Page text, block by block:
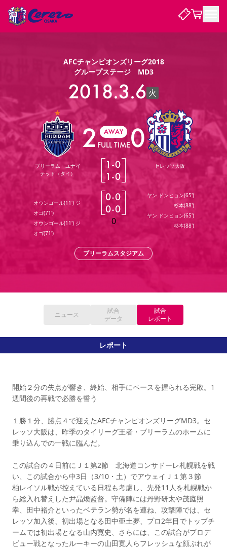
試合日程 / 結果 順位表
チームについて
選手・スタッフ スケジュール メディア情報 アクセス レディース
アカデミー ハナサカプレーヤー 歴代所属選手
チケット
チケット情報 販売スケジュール 価格・席種 購入方法
シーズンシート 法人シーズンシート 福祉サービス
団体チケット
特定興行入場券 譲渡サービス リセールサービス
観戦ガイド
キッズ向けサービス
マッチデープログラム
ビジターサポーター観戦ガイド 公式アプリ
スタジアム
YANMAR HANASAKA STADIUM
クラブを知る
セレッソ大阪について
クラブ紹介 沿革 シーズン記録 求人情報
パートナー企業募集中 セレッソ大阪VISAカード
サポートスタッフ
セレッソアイデアちょうだいな
応援商店街
Lise（ライセンスビジネス）
サステナビリティポリシー SDGsのゴール インパクトレポート
セレッソフットサルパーク セレッソフットサルパーク長居
YANMAR HANASAKA STADIUM
ファンクラブ
SAKURA SOCIO SAKURA POINT Program
招待券引換方法
まいセレチケット
婚姻届・出生届・命名書
ニュース
ニュース
パートナー スポーツクラブ メディア
レディース
AFCチャンピオンズリーグ2018
グループステージ MD3
2018.3.6 火
ブリーラム・ユナイ
テッド（タイ）
オウンゴール(11') ジ
オゴ(71')
オウンゴール(11') ジ
オゴ(71')
2 AWAY
FULL TIME0
1-0
1-0
0-0
0-0
0
セレッソ大阪
ヤン ドンヒョン(65')
杉本(88')
ヤン ドンヒョン(65')
杉本(88')
ブリーラムスタジアム
ニュース
試合
データ
試合
レポート
レポート
開始２分の失点が響き、終始、相手にペースを握られる完敗。1
週間後の再戦で必勝を誓う
１勝１分、勝点４で迎えたAFCチャンピオンズリーグMD3。セ
レッソ大阪は、昨季のタイリーグ王者・ブリーラムのホームに
乗り込んでの一戦に臨んだ。
この試合の４日前にＪ１第2節 北海道コンサドーレ札幌戦を戦
い、この試合から中3日（3/10・土）でアウェイＪ１第３節
柏レイソル戦が控えている日程も考慮し、先発11人を札幌戦か
ら総入れ替えした尹晶煥監督。守備陣には丹野研太や茂庭照
幸、田中裕介といったベテラン勢が名を連ね、攻撃陣では、セ
レッソ加入後、初出場となる田中亜土夢、プロ2年目でトップチ
ームでは初出場となる山内寛史、さらには、この試合がプロデ
ビュー戦となったルーキーの山田寛人らフレッシュな顔ぶれが